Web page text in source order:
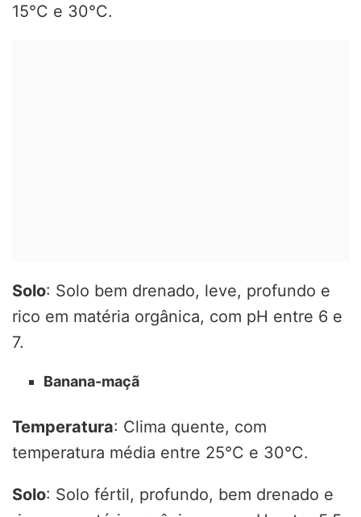
15°C e 30°C.
Solo: Solo bem drenado, leve, profundo e
rico em matéria orgânica, com pH entre 6 e
7.
Banana-maçã
Temperatura: Clima quente, com
temperatura média entre 25°C e 30°C.
Solo: Solo fértil, profundo, bem drenado e